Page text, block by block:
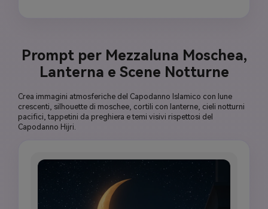
Prompt per Mezzaluna Moschea,
Lanterna e Scene Notturne
Crea immagini atmosferiche del Capodanno Islamico con lune
crescenti, silhouette di moschee, cortili con lanterne, cieli notturni
pacifici, tappetini da preghiera e temi visivi rispettosi del
Capodanno Hijri.